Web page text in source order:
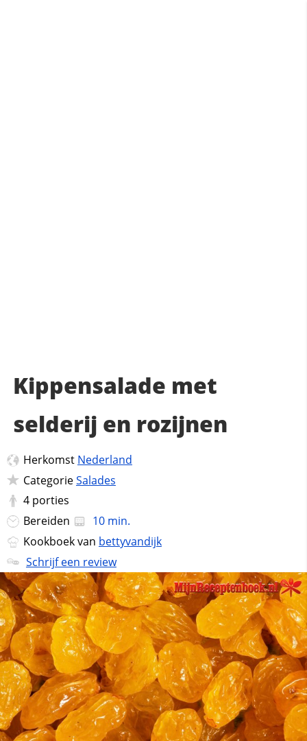
Kippensalade met
selderij en rozijnen
Herkomst Nederland
CategorieSalades
4 porties
Bereiden
10 min.
Kookboek van bettyvandijk
Schrijf een review